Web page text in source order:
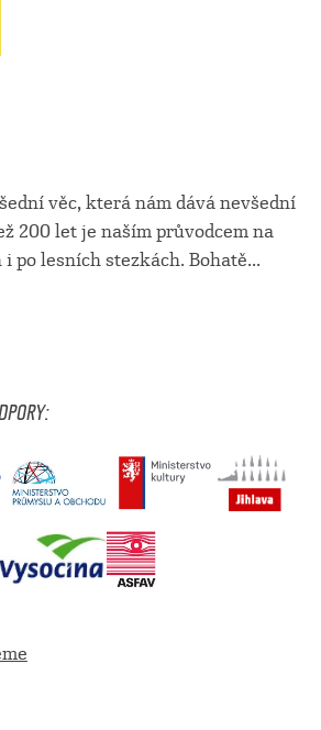
věc, která nám dává nevšední
200 let je naším průvodcem na
po lesních stezkách. Bohatě...